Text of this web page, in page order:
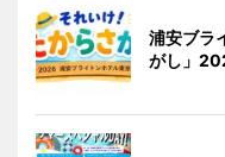
浦安ブラ
がし」